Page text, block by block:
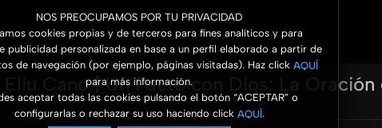
NOS PREOCUPAMOS POR TU PRIVACIDAD
cookies propias y de terceros para fines analíticos y para
publicidad personalizada en base a un perfil elaborado a partir de
de navegación (por ejemplo, páginas visitadas). Haz click AQUÍ
para más información.
aceptar todas las cookies pulsando el botón “ACEPTAR” o
configurarlas o rechazar su uso haciendo click AQUÍ.
Cano | Un Pacto con Dios: La